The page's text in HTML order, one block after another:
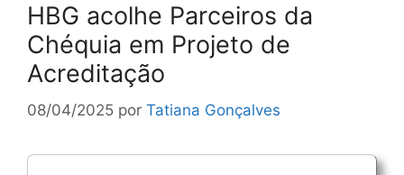
HBG acolhe Parceiros da
Chéquia em Projeto de
Acreditação
08/04/2025 por Tatiana Gonçalves